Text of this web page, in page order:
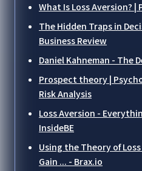
What Is Loss Aversion?
The Hidden Traps in
Business Review
Daniel Kahneman - The
Prospect theory |
Risk Analysis
Loss Aversion -
InsideBE
Using the Theory of
Gain ... - Brax.io